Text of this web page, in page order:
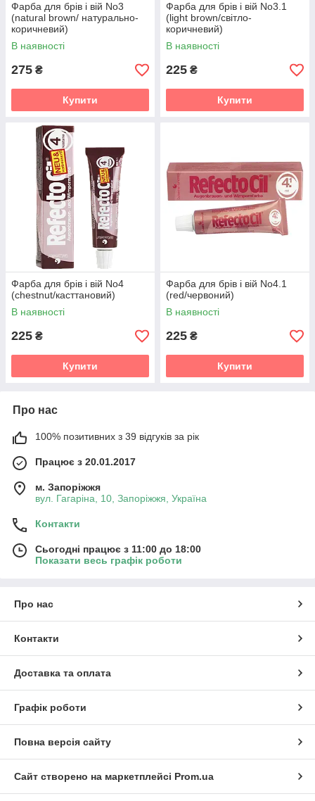
Фарба для брів і вій No3
(natural brown/ натурально-
коричневий)
В наявності
275 ₴
Купити
Фарба для брів і вій No3.1
(light brown/світло-
коричневий)
В наявності
225 ₴
Купити
Фарба для брів і вій No4
(сhestnut/касттановий)
В наявності
225 ₴
Купити
Фарба для брів і вій No4.1
(red/червоний)
В наявності
225 ₴
Купити
Про нас
100% позитивних з 39 відгуків за рік
Працює з 20.01.2017
м. Запоріжжя
вул. Гагаріна, 10, Запоріжжя, Україна
Контакти
Сьогодні працює з 11:00 до 18:00
Показати весь графік роботи
Про нас
Контакти
Доставка та оплата
Графік роботи
Повна версія сайту
Сайт створено на маркетплейсі Prom.ua